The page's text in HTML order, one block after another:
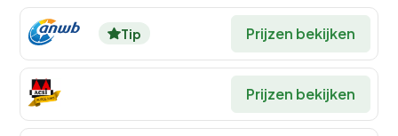
Tip Prijzen bekijken
Prijzen bekijken